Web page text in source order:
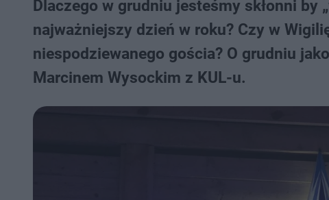
Dlaczego w grudniu jesteśmy skłonni by
najważniejszy dzień w roku? Czy w
niespodziewanego gościa? O grudniu
Marcinem Wysockim z KUL-u.